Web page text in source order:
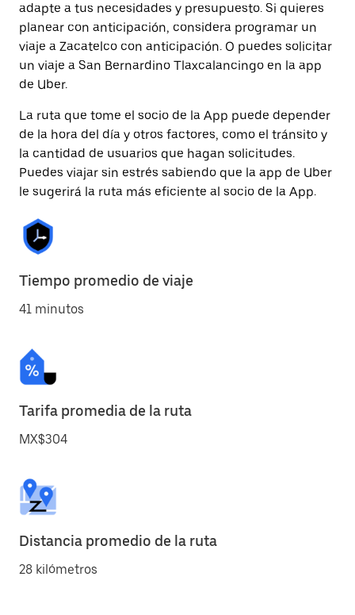
adapte a tus necesidades y presupuesto. Si quieres
planear con anticipación, considera programar un
viaje a Zacatelco con anticipación. O puedes solicitar
un viaje a San Bernardino Tlaxcalancingo en la app
de Uber.
La ruta que tome el socio de la App puede depender
de la hora del día y otros factores, como el tránsito y
la cantidad de usuarios que hagan solicitudes.
Puedes viajar sin estrés sabiendo que la app de Uber
le sugerirá la ruta más eficiente al socio de la App.
Tiempo promedio de viaje
41 minutos
Tarifa promedia de la ruta
MX$304
Distancia promedio de la ruta
28 kilómetros